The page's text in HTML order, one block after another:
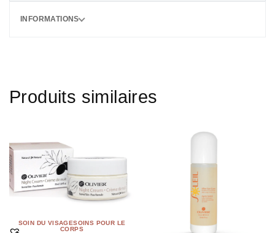
INFORMATIONS
Produits similaires
SOIN DU VISAGESOINS POUR LE
CORPS